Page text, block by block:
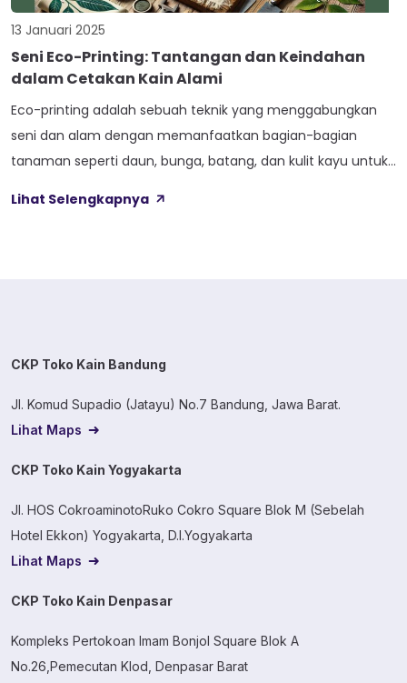
13 Januari 2025
Seni Eco-Printing: Tantangan dan Keindahan
dalam Cetakan Kain Alami
Eco-printing adalah sebuah teknik yang menggabungkan
seni dan alam dengan memanfaatkan bagian-bagian
tanaman seperti daun, bunga, batang, dan kulit kayu untuk
menggunakan metode yang ramah lingkungan untuk
Lihat Selengkapnya
CKP Toko Kain Bandung
Jl. Komud Supadio (Jatayu) No.7 Bandung, Jawa Barat.
Lihat Maps
CKP Toko Kain Yogyakarta
Jl. HOS CokroaminotoRuko Cokro Square Blok M (Sebelah
Hotel Ekkon) Yogyakarta, D.I.Yogyakarta
Lihat Maps
CKP Toko Kain Denpasar
Kompleks Pertokoan Imam Bonjol Square Blok A
No.26,Pemecutan Klod, Denpasar Barat